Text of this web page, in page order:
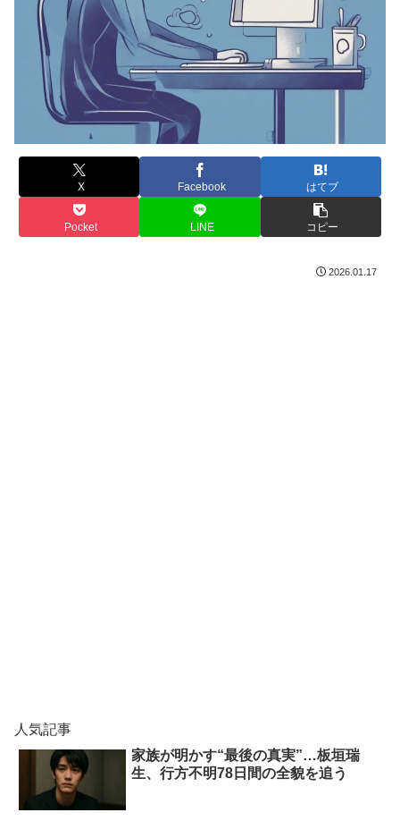
X Facebook はてブ
Pocket LINE コピー
2026.01.17
人気記事
家族が明かす“最後の真実”…板垣瑞
生、行方不明78日間の全貌を追う